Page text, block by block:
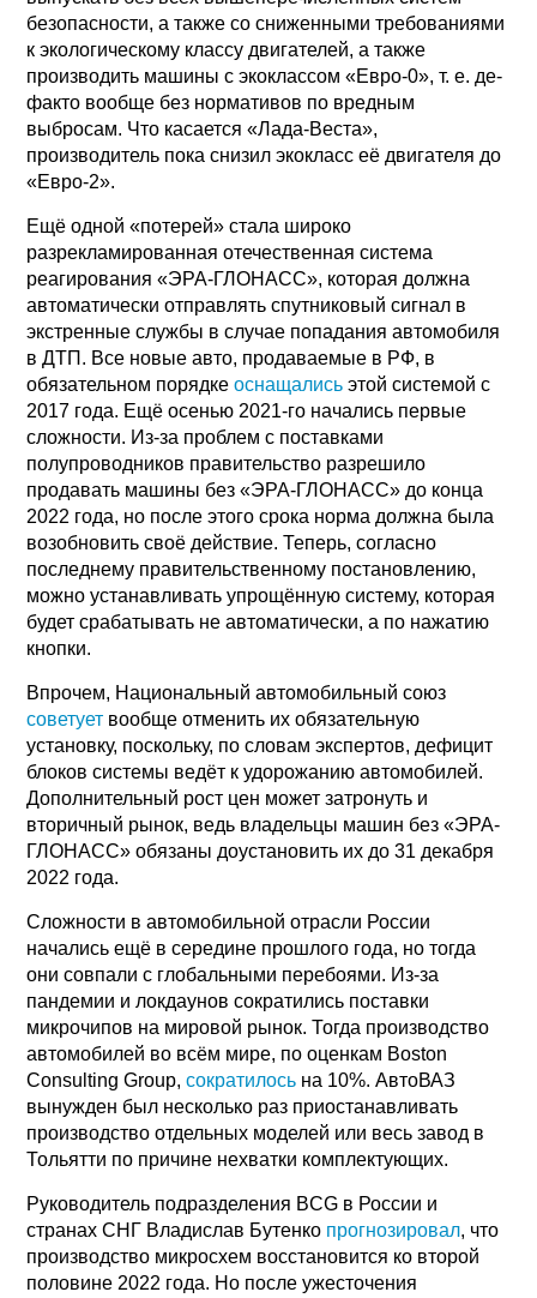
безопасности, а также со сниженными требованиями
к экологическому классу двигателей, а также
производить машины с экоклассом «Евро-0», т. е. де-
факто вообще без нормативов по вредным
выбросам. Что касается «Лада-Веста»,
производитель пока снизил экокласс её двигателя до
«Евро-2».
Ещё одной «потерей» стала широко
разрекламированная отечественная система
реагирования «ЭРА-ГЛОНАСС», которая должна
автоматически отправлять спутниковый сигнал в
экстренные службы в случае попадания автомобиля
в ДТП. Все новые авто, продаваемые в РФ, в
обязательном порядкеоснащались этой системой с
2017 года. Ещё осенью 2021-го начались первые
сложности. Из-за проблем с поставками
полупроводников правительство разрешило
продавать машины без «ЭРА-ГЛОНАСС» до конца
2022 года, но после этого срока норма должна была
возобновить своё действие. Теперь, согласно
последнему правительственному постановлению,
можно устанавливать упрощённую систему, которая
будет срабатывать не автоматически, а по нажатию
кнопки.
Впрочем, Национальный автомобильный союз
советует вообще отменить их обязательную
установку, поскольку, по словам экспертов, дефицит
блоков системы ведёт к удорожанию автомобилей.
Дополнительный рост цен может затронуть и
вторичный рынок, ведь владельцы машин без «ЭРА-
ГЛОНАСС» обязаны доустановить их до 31 декабря
2022 года.
Сложности в автомобильной отрасли России
начались ещё в середине прошлого года, но тогда
они совпали с глобальными перебоями. Из-за
пандемии и локдаунов сократились поставки
микрочипов на мировой рынок. Тогда производство
автомобилей во всём мире, по оценкам Boston
Consulting Group,сократилось на 10%. АвтоВАЗ
вынужден был несколько раз приостанавливать
производство отдельных моделей или весь завод в
Тольятти по причине нехватки комплектующих.
Руководитель подразделения BCG в России и
странах СНГ Владислав Бутенко прогнозировал, что
производство микросхем восстановится ко второй
половине 2022 года. Но после ужесточения